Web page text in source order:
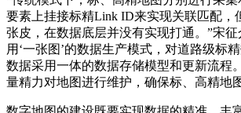
要素上挂接标精Link ID来实现关联匹配，
张皮，在数据底层并没有实现打通。”宋
用‘一张图’的数据生产模式，对道路级标
数据采用一体的数据存储模型和更新流程
量精力对地图进行维护，确保标、高精地